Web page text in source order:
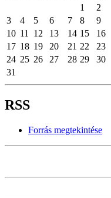
1
2
3
4 5 6 7 8
9
10 11 12 13 14 15
16
17 18 19 20 21 22
23
24 25 26 27 28 29
30
31
RSS
Forrás megtekintése